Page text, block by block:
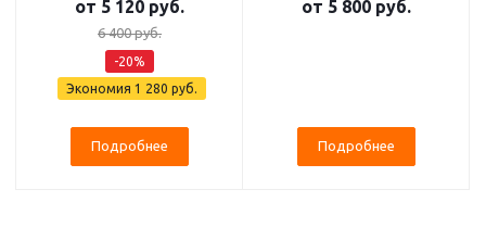
от 5 120 руб.
6 400 руб.
-20%
Экономия 1 280 руб.
Подробнее
от 5 800 руб.
Подробнее